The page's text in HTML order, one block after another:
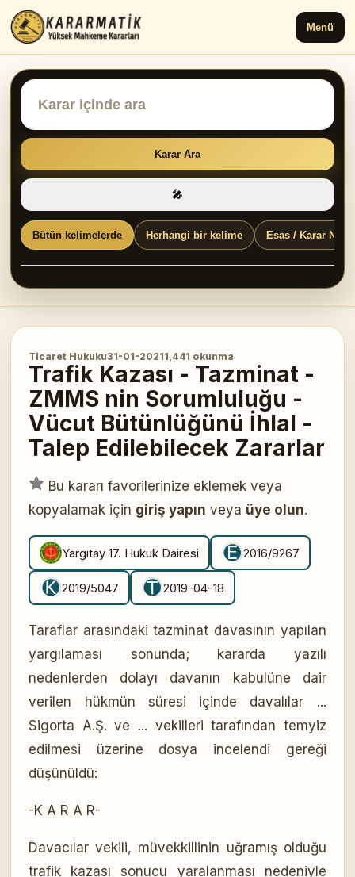
Menü
Karar Ara
🎤
Bütün kelimelerde Herhangi bir kelime Esas / Karar No
Ticaret Hukuku31-01-20211,441 okunma
Trafik Kazası - Tazminat -
ZMMS nin Sorumluluğu -
Vücut Bütünlüğünü İhlal -
Talep Edilebilecek Zararlar
Bu kararı favorilerinize eklemek veya
kopyalamak için giriş yapın veya üye olun.
Yargıtay 17. Hukuk Dairesi 2016/9267
2019/5047 2019-04-18
Taraflar arasındaki tazminat davasının yapılan
yargılaması sonunda; kararda yazılı
nedenlerden dolayı davanın kabulüne dair
verilen hükmün süresi içinde davalılar ...
Sigorta A.Ş. ve ... vekilleri tarafından temyiz
edilmesi üzerine dosya incelendi gereği
düşünüldü:
-K A R A R-
Davacılar vekili, müvekkillinin uğramış olduğu
trafik kazası sonucu yaralanması nedeniyle